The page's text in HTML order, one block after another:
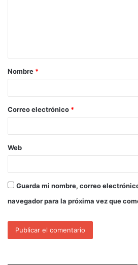
Nombre *
Correo electrónico *
Web
Guarda mi nombre, correo
navegador para la próxima vez que